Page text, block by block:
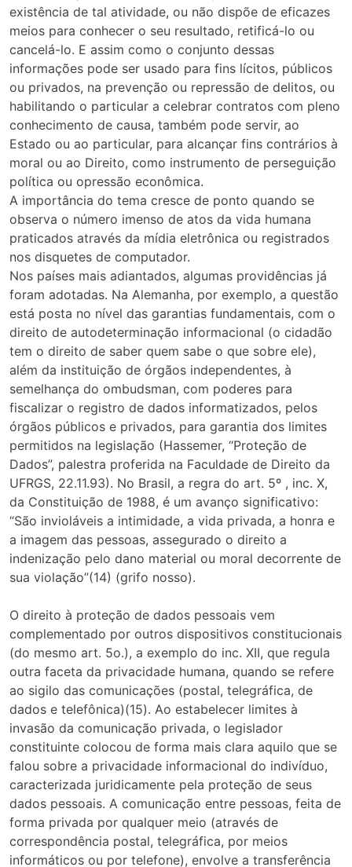
existência de tal atividade, ou não dispõe de eficazes
meios para conhecer o seu resultado, retificá-lo ou
cancelá-lo. E assim como o conjunto dessas
informações pode ser usado para fins lícitos, públicos
ou privados, na prevenção ou repressão de delitos, ou
habilitando o particular a celebrar contratos com pleno
conhecimento de causa, também pode servir, ao
Estado ou ao particular, para alcançar fins contrários à
moral ou ao Direito, como instrumento de perseguição
política ou opressão econômica.
A importância do tema cresce de ponto quando se
observa o número imenso de atos da vida humana
praticados através da mídia eletrônica ou registrados
nos disquetes de computador.
Nos países mais adiantados, algumas providências já
foram adotadas. Na Alemanha, por exemplo, a questão
está posta no nível das garantias fundamentais, com o
direito de autodeterminação informacional (o cidadão
tem o direito de saber quem sabe o que sobre ele),
além da instituição de órgãos independentes, à
semelhança do ombudsman, com poderes para
fiscalizar o registro de dados informatizados, pelos
órgãos públicos e privados, para garantia dos limites
permitidos na legislação (Hassemer, “Proteção de
Dados”, palestra proferida na Faculdade de Direito da
UFRGS, 22.11.93). No Brasil, a regra do art. 5º , inc. X,
da Constituição de 1988, é um avanço significativo:
“São invioláveis a intimidade, a vida privada, a honra e
a imagem das pessoas, assegurado o direito a
indenização pelo dano material ou moral decorrente de
sua violação”(14) (grifo nosso).
O direito à proteção de dados pessoais vem
complementado por outros dispositivos constitucionais
(do mesmo art. 5o.), a exemplo do inc. XII, que regula
outra faceta da privacidade humana, quando se refere
ao sigilo das comunicações (postal, telegráfica, de
dados e telefônica)(15). Ao estabelecer limites à
invasão da comunicação privada, o legislador
constituinte colocou de forma mais clara aquilo que se
falou sobre a privacidade informacional do indivíduo,
caracterizada juridicamente pela proteção de seus
dados pessoais. A comunicação entre pessoas, feita de
forma privada por qualquer meio (através de
correspondência postal, telegráfica, por meios
informáticos ou por telefone), envolve a transferência